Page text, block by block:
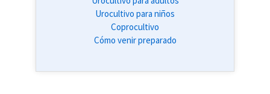
Urocultivo para niños
Coprocultivo
Cómo venir preparado